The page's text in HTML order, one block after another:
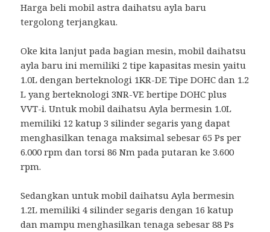
Harga beli mobil astra daihatsu ayla baru
tergolong terjangkau.
Oke kita lanjut pada bagian mesin, mobil daihatsu
ayla baru ini memiliki 2 tipe kapasitas mesin yaitu
1.0L dengan berteknologi 1KR-DE Tipe DOHC dan 1.2
L yang berteknologi 3NR-VE bertipe DOHC plus
VVT-i. Untuk mobil daihatsu Ayla bermesin 1.0L
memiliki 12 katup 3 silinder segaris yang dapat
menghasilkan tenaga maksimal sebesar 65 Ps per
6.000 rpm dan torsi 86 Nm pada putaran ke 3.600
rpm.
Sedangkan untuk mobil daihatsu Ayla bermesin
1.2L memiliki 4 silinder segaris dengan 16 katup
dan mampu menghasilkan tenaga sebesar 88 Ps